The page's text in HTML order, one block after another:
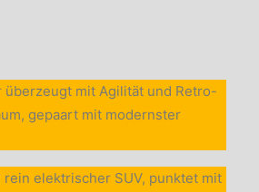
überzeugt mit Agilität und Retro-
gepaart mit modernster
rein elektrischer SUV, punktet mit